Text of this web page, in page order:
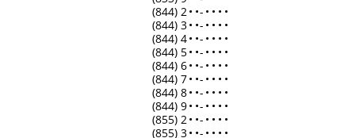
(844) 2• •- • • • •
(844) 3• •- • • • •
(844) 4• •- • • • •
(844) 5• •- • • • •
(844) 6• •- • • • •
(844) 7• •- • • • •
(844) 8• •- • • • •
(844) 9• •- • • • •
(855) 2• •- • • • •
(855) 3• •- • • • •